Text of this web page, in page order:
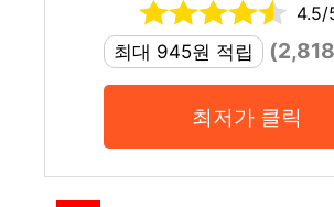
4.5/
최대 945원 적립
최저가 클릭